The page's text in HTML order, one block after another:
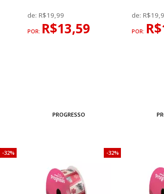
de: R$19,99
POR: R$13,59
PROGRESSO
de:
POR:
32% 32%